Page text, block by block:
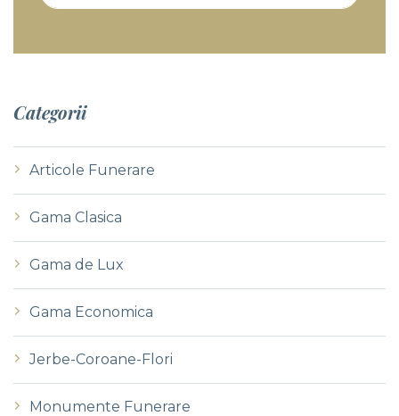
Categorii
Articole Funerare
Gama Clasica
Gama de Lux
Gama Economica
Jerbe-Coroane-Flori
Monumente Funerare